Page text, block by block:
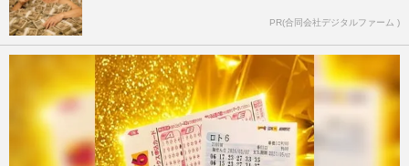
PR(合同会社デジタルファーム )